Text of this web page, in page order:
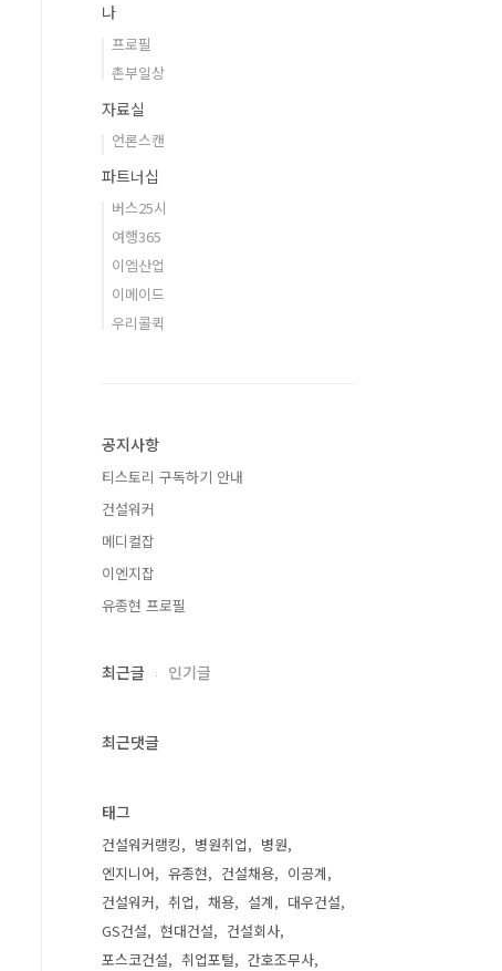
나
프로필
촌부일상
자료실
언론스캔
파트너십
버스25시
여행365
이엠산업
이메이드
우리콜퀵
공지사항
티스토리 구독하기 안내
건설워커
메디컬잡
이엔지잡
유종현 프로필
최근글 인기글
최근댓글
태그
건설워커랭킹 병원취업
병원
엔지니어
유종현 건설채용
이공계
건설워커
취업 채용 설계
대우건설
GS건설
현대건설
건설회사
포스코건설
취업포털
간호조무사